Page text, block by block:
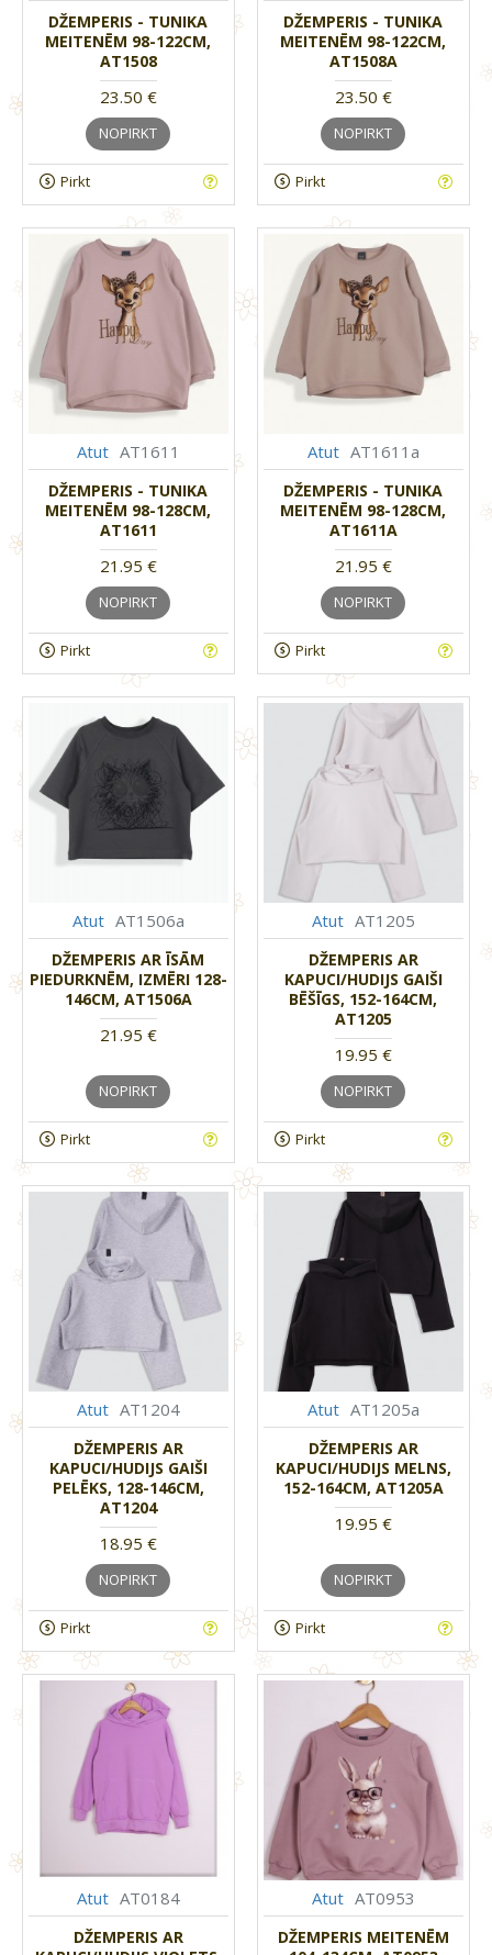
DŽEMPERIS - TUNIKA
MEITENĒM 98-122CM,
AT1508
23.50 €
NOPIRKT
Pirkt
DŽEMPERIS - TUNIKA
MEITENĒM 98-122CM,
AT1508A
23.50 €
NOPIRKT
Pirkt
Atut AT1611
DŽEMPERIS - TUNIKA
MEITENĒM 98-128CM,
AT1611
21.95 €
NOPIRKT
Pirkt
Atut AT1611a
DŽEMPERIS - TUNIKA
MEITENĒM 98-128CM,
AT1611A
21.95 €
NOPIRKT
Pirkt
Atut AT1506a
DŽEMPERIS AR ĪSĀM
PIEDURKNĒM, IZMĒRI 128-
146CM, AT1506A
21.95 €
NOPIRKT
Pirkt
Atut AT1205
DŽEMPERIS AR
KAPUCI/HUDIJS GAIŠI
BĒŠĪGS, 152-164CM,
AT1205
19.95 €
NOPIRKT
Pirkt
Atut AT1204
DŽEMPERIS AR
KAPUCI/HUDIJS GAIŠI
PELĒKS, 128-146CM,
AT1204
18.95 €
NOPIRKT
Pirkt
Atut AT1205a
DŽEMPERIS AR
KAPUCI/HUDIJS MELNS,
152-164CM, AT1205A
19.95 €
NOPIRKT
Pirkt
Atut AT0184
DŽEMPERIS AR
Atut AT0953
DŽEMPERIS MEITENĒM